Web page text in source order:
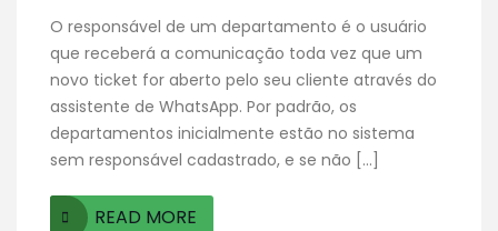
O responsável de um departamento é o usuário
que receberá a comunicação toda vez que um
novo ticket for aberto pelo seu cliente através do
assistente de WhatsApp. Por padrão, os
departamentos inicialmente estão no sistema
sem responsável cadastrado, e se não […]
READ MORE